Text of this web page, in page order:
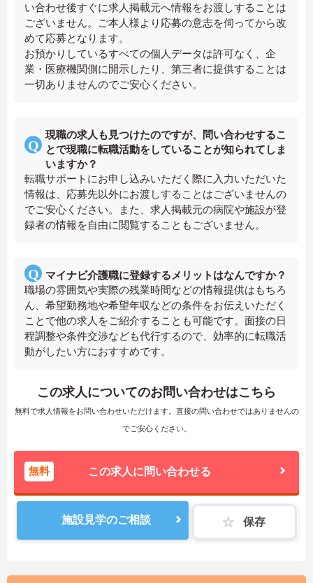
い合わせ後すぐに求人掲載元へ情報をお渡しすることは
ございません。ご本人様より応募の意志を伺ってから改
めて応募となります。
お預かりしているすべての個人データは許可なく、企
業・医療機関側に開示したり、第三者に提供することは
一切ありませんのでご安心ください。
現職の求人も見つけたのですが、問い合わせするこ
とで現職に転職活動をしていることが知られてしま
いますか？
転職サポートにお申し込みいただく際に入力いただいた
情報は、応募先以外にお渡しすることはございませんの
でご安心ください。また、求人掲載元の病院や施設が登
録者の情報を自由に閲覧することもございません。
マイナビ介護職に登録するメリットはなんですか？
職場の雰囲気や実際の残業時間などの情報提供はもちろ
ん、希望勤務地や希望年収などの条件をお伝えいただく
ことで他の求人をご紹介することも可能です。面接の日
程調整や条件交渉なども代行するので、効率的に転職活
動がしたい方におすすめです。
この求人についてのお問い合わせはこちら
無料で求人情報をお問い合わせいただけます。直接の問い合わせではありませんの
でご安心ください。
無料 この求人に問い合わせる
施設見学のご相談 保存